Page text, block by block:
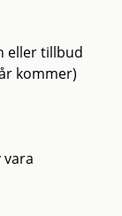
eller tillbud
kommer)
vara